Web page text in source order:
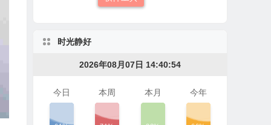
时光静好
2026年08月07日 14:40:54
今日 本周 本月 今年